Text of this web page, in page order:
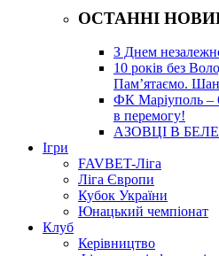
ОСТАННІ
З Днем
10 років без
Пам’ятаємо.
ФК Маріуполь –
в перемогу!
АЗОВЦІ В
Ігри
FAVBET-Ліга
Ліга Європи
Кубок України
Юнацький чемпіонат
Клуб
Керівництво